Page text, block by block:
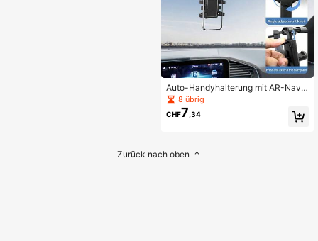
Auto-Handyhalterung mit AR-Navig
ationshalterung, drehbare Auto-Ha
ndyhalterung für Dashcam
8 übrig
CHF7 ,34
Zurück nach oben